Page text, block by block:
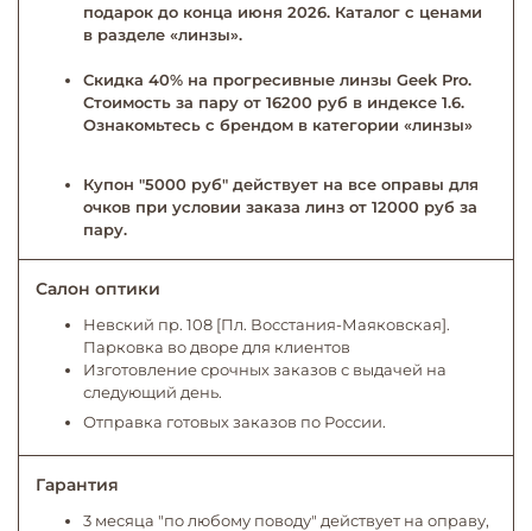
подарок до конца июня 2026. Каталог с ценами
в разделе «линзы».
Скидка 40% на прогресивные линзы Geek Pro.
Стоимость за пару от 16200 руб в индексе 1.6.
Ознакомьтесь с брендом в категории «линзы»
Купон "5000 руб" действует на все оправы для
очков при условии заказа линз от 12000 руб за
пару.
Салон оптики
Невский пр. 108 [Пл. Восстания-Маяковская].
Парковка во дворе для клиентов
Изготовление срочных заказов с выдачей на
следующий день.
Отправка готовых заказов по России.
Гарантия
3 месяца "по любому поводу" действует на оправу,